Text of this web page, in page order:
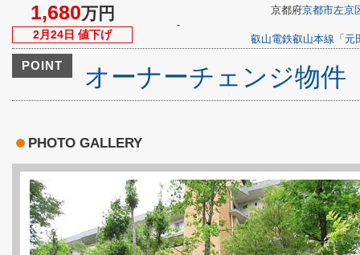
1,680万円
2月24日 値下げ
-
京都府京都市左京
叡山電鉄叡山本線 「 元
POINT オーナーチェンジ物件
PHOTO GALLERY